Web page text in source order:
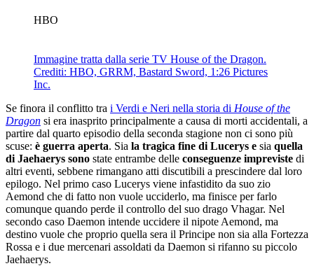
HBO
Immagine tratta dalla serie TV House of the Dragon.
Crediti: HBO, GRRM, Bastard Sword, 1:26 Pictures
Inc.
Se finora il conflitto tra i Verdi e Neri nella storia di House of the
Dragon si era inasprito principalmente a causa di morti accidentali, a
partire dal quarto episodio della seconda stagione non ci sono più
scuse: è guerra aperta. Sia la tragica fine di Lucerys e sia quella
di Jaehaerys sono state entrambe delle conseguenze impreviste di
altri eventi, sebbene rimangano atti discutibili a prescindere dal loro
epilogo. Nel primo caso Lucerys viene infastidito da suo zio
Aemond che di fatto non vuole ucciderlo, ma finisce per farlo
comunque quando perde il controllo del suo drago Vhagar. Nel
secondo caso Daemon intende uccidere il nipote Aemond, ma
destino vuole che proprio quella sera il Principe non sia alla Fortezza
Rossa e i due mercenari assoldati da Daemon si rifanno su piccolo
Jaehaerys.